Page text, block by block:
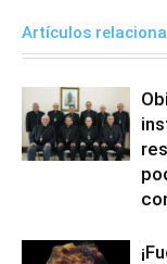
Artículos